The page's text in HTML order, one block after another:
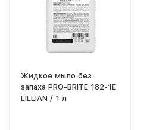
Жидкое мыло без
запаха PRO-BRITE 182-1Е
LILLIAN / 1 л